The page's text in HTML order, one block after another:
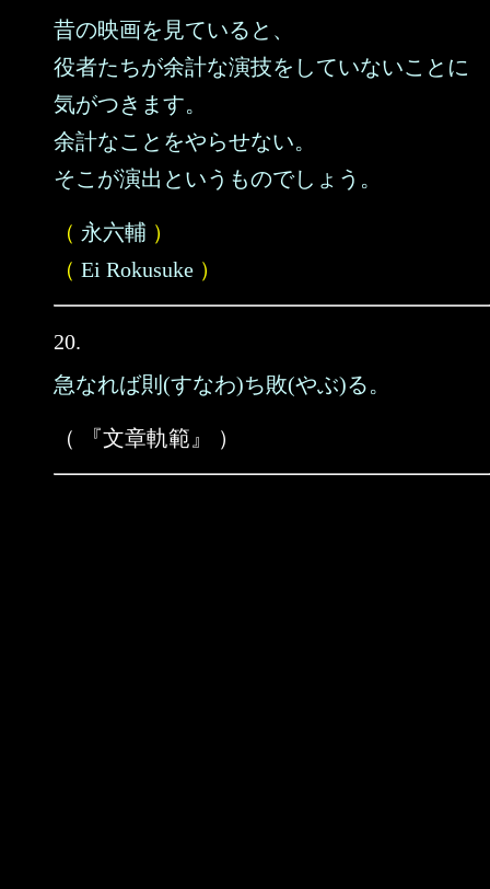
昔の映画を見ていると、
役者たちが余計な演技をしていないことに
気がつきます。
余計なことをやらせない。
そこが演出というものでしょう。
（ 永六輔 ）
（ Ei Rokusuke ）
20.
急なれば則(すなわ)ち敗(やぶ)る。
（ 『文章軌範』 ）